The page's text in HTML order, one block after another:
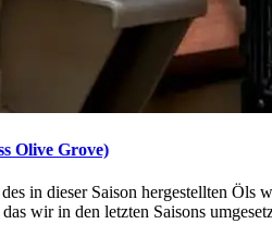
Olive Grove)
in dieser Saison her­gestellten Öls
wir in den letzten Saisons